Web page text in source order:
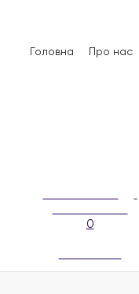
Головна Про нас
0